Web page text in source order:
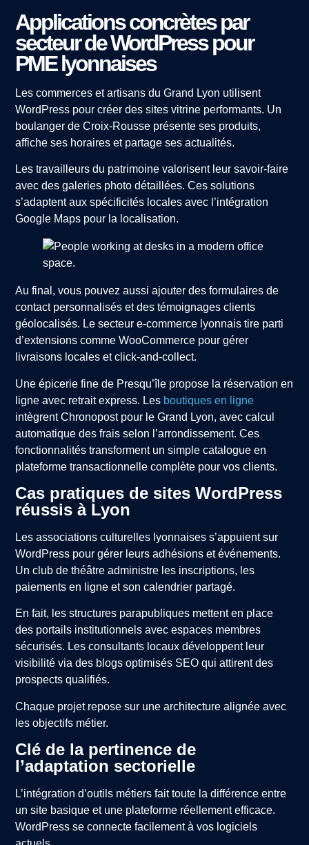
Applications concrètes par
secteur de WordPress pour
PME lyonnaises
Les commerces et artisans du Grand Lyon utilisent
WordPress pour créer des sites vitrine performants. Un
boulanger de Croix-Rousse présente ses produits,
affiche ses horaires et partage ses actualités.
Les travailleurs du patrimoine valorisent leur savoir-faire
avec des galeries photo détaillées. Ces solutions
s’adaptent aux spécificités locales avec l’intégration
Google Maps pour la localisation.
Au final, vous pouvez aussi ajouter des formulaires de
contact personnalisés et des témoignages clients
géolocalisés. Le secteur e-commerce lyonnais tire parti
d’extensions comme WooCommerce pour gérer
livraisons locales et click-and-collect.
Une épicerie fine de Presqu’île propose la réservation en
ligne avec retrait express. Les boutiques en ligne
intègrent Chronopost pour le Grand Lyon, avec calcul
automatique des frais selon l’arrondissement. Ces
fonctionnalités transforment un simple catalogue en
plateforme transactionnelle complète pour vos clients.
Cas pratiques de sites WordPress
réussis à Lyon
Les associations culturelles lyonnaises s’appuient sur
WordPress pour gérer leurs adhésions et événements.
Un club de théâtre administre les inscriptions, les
paiements en ligne et son calendrier partagé.
En fait, les structures parapubliques mettent en place
des portails institutionnels avec espaces membres
sécurisés. Les consultants locaux développent leur
visibilité via des blogs optimisés SEO qui attirent des
prospects qualifiés.
Chaque projet repose sur une architecture alignée avec
les objectifs métier.
Clé de la pertinence de
l’adaptation sectorielle
L’intégration d’outils métiers fait toute la différence entre
un site basique et une plateforme réellement efficace.
WordPress se connecte facilement à vos logiciels